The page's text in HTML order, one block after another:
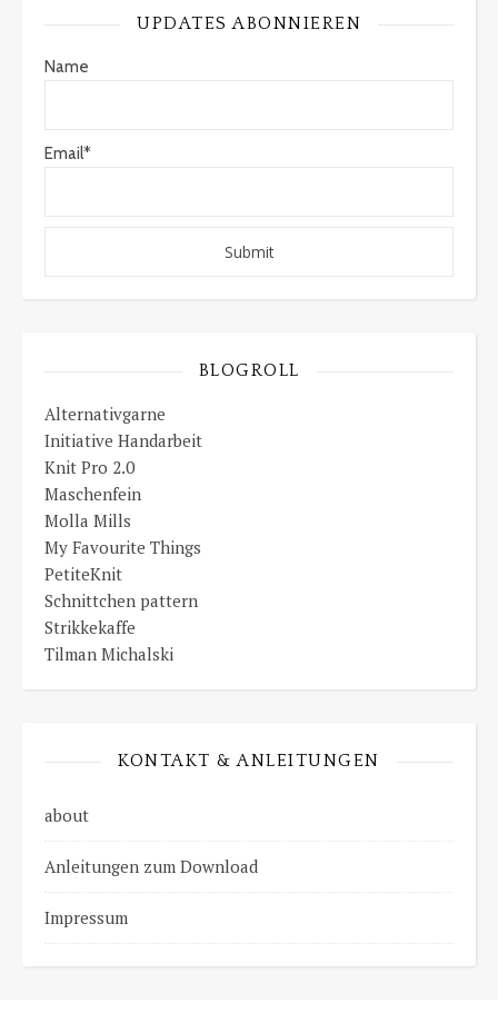
UPDATES ABONNIEREN
Name
Email*
BLOGROLL
Alternativgarne
Initiative Handarbeit
Knit Pro 2.0
Maschenfein
Molla Mills
My Favourite Things
PetiteKnit
Schnittchen pattern
Strikkekaffe
Tilman Michalski
KONTAKT & ANLEITUNGEN
about
Anleitungen zum Download
Impressum